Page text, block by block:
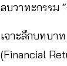
ลบวาทะกรรม
เจาะลึกบทบา
(Financial